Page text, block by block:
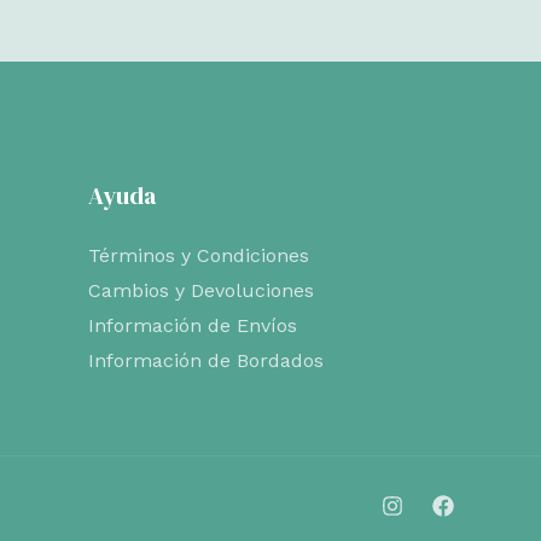
Ayuda
Términos y Condiciones
Cambios y Devoluciones
Información de Envíos
Información de Bordados